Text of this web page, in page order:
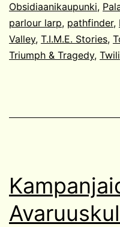
Obsidiaanikaupunki,
parlour larp, pathfinder,
Valley, T.I.M.E. Stories,
Triumph & Tragedy,